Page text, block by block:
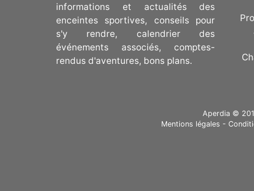
informations et actualités des
enceintes sportives, conseils pour
s'y rendre, calendrier des
événements associés, comptes-
rendus d'aventures, bons plans.
Aperdia ©
Mentions légales -